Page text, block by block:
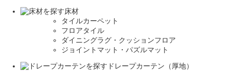
床材
タイルカーペット
フロアタイル
ダイニングラグ・クッションフロア
ジョイントマット・パズルマット
ドレープカーテン（厚地）